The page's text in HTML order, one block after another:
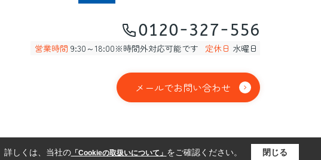
0120-327-556
営業時間 9:30～18:00※時間外対応可能です 定休日 水曜日
メールでお問い合わせ
詳しくは、当社の「Cookieの取扱いについて」 をご確認ください。 閉じる